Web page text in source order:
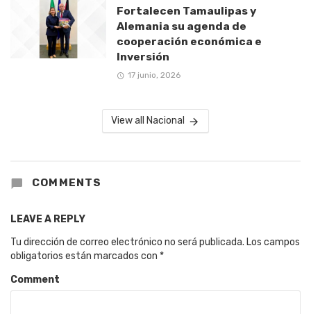
Fortalecen Tamaulipas y
Alemania su agenda de
cooperación económica e
Inversión
17 junio, 2026
View all Nacional
COMMENTS
LEAVE A REPLY
Tu dirección de correo electrónico no será publicada. Los campos
obligatorios están marcados con *
Comment